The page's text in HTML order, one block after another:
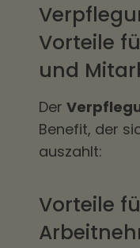
Vorteile
und
Der
Benefit, der
auszahlt:
Vorteile